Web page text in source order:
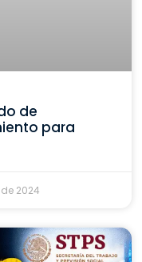
de
para
2024